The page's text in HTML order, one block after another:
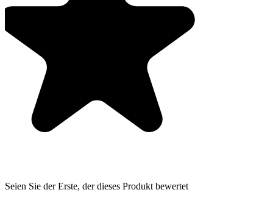
Seien Sie der Erste, der dieses Produkt bewertet